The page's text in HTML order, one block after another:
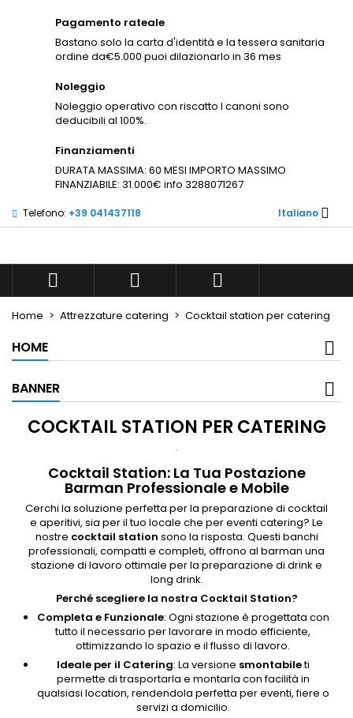
Pagamento rateale
Bastano solo la carta d'identità e la tessera sanitaria
ordine da€5.000 puoi dilazionarlo in 36 mes
Noleggio
Noleggio operativo con riscatto I canoni sono
deducibili al 100%.
Finanziamenti
DURATA MASSIMA: 60 MESI IMPORTO MASSIMO
FINANZIABILE: 31.000€ info 3288071267
Telefono: +39 041437118 Italiano 
  
Home Attrezzature catering Cocktail station per catering
HOME
BANNER
COCKTAIL STATION PER CATERING
Cocktail Station: La Tua Postazione
Barman Professionale e Mobile
Cerchi la soluzione perfetta per la preparazione di cocktail
e aperitivi, sia per il tuo locale che per eventi catering? Le
nostre cocktail station sono la risposta. Questi banchi
professionali, compatti e completi, offrono al barman una
stazione di lavoro ottimale per la preparazione di drink e
long drink.
Perché scegliere la nostra Cocktail Station?
Completa e Funzionale: Ogni stazione è progettata con
tutto il necessario per lavorare in modo efficiente,
ottimizzando lo spazio e il flusso di lavoro.
Ideale per il Catering: La versione smontabileti
permette di trasportarla e montarla con facilità in
qualsiasi location, rendendola perfetta per eventi, fiere o
servizi a domicilio.
Aggiungi alla lista dei
desideri
×
Create new list
((modalTitle)) ×
((cancelText))
((title)) ×
((cancelText))
Accedi ×
prodotti nella tua lista dei desideri.